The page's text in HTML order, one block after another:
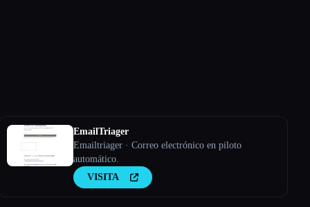
EmailTriager
Emailtriager · Correo electrónico en piloto
automático.
VISITA